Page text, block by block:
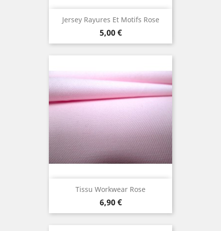
Jersey Rayures Et Motifs Rose
Prix
5,00 €
Tissu Workwear Rose
Prix
6,90 €